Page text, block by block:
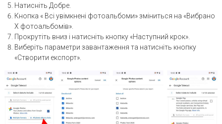
Натисніть Добре.
Кнопка « Всі увімкнені фотоальбоми» зміниться на «Вибрано
X фотоальбомів».
Прокрутіть вниз і натисніть кнопку «Наступний крок».
Виберіть параметри завантаження та натисніть кнопку
«Створити експорт».